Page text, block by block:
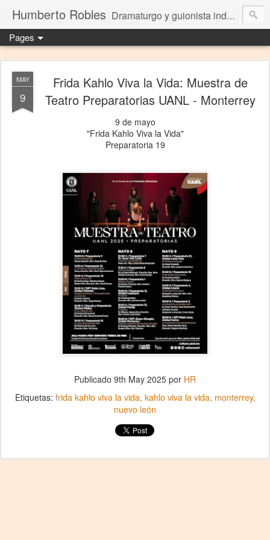
Humberto Robles Dramaturgo y guionista independiente
Pages
MAY
9
Frida Kahlo Viva la Vida: Muestra de
Teatro Preparatorias UANL - Monterrey
9 de mayo
"Frida Kahlo Viva la Vida"
Preparatoria 19
Publicado 9th May 2025 por HR
Etiquetas: frida kahlo viva la vida kahlo viva la vida monterrey
nuevo león